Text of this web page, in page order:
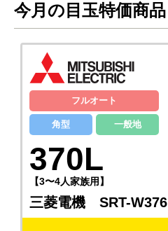
今月の目玉特価商品
フルオート
角型 一般地
370L
【3〜4人家族用】
三菱電機 SRT-W376